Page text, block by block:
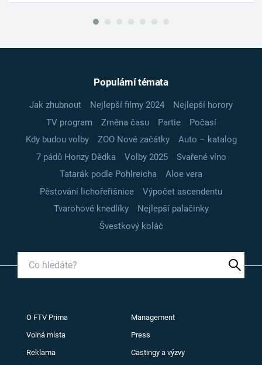
Populární témata
Jak zhubnout Nejlepší filmy 2024
Nejlepší horory
TV program
Změna času Partie
Počasí
Kdy budou volby
ZOO Nové začátky
Auto – katalog
7 pádů Honzy Dědka
Volby 2025
Svařené víno
Tatarák podle Pohlreicha
Aloe vera
Pěstování lichořeřišnice
Výpočet ascendentu
Tvarohové knedlíky
Nejlepší palačinky
Švestkový koláč
O FTV Prima Management
Volná místa Press
Reklama Castingy a výzvy